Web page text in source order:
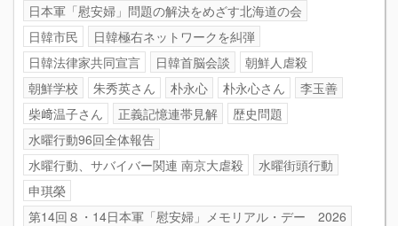
日本軍「慰安婦」問題の解決をめざす北海道の会
日韓市民
日韓極右ネットワークを糾弾
日韓法律家共同宣言
日韓首脳会談
朝鮮人虐殺
朝鮮学校
朱秀英さん 朴永心 朴永心さん
李玉善
柴﨑温子さん
正義記憶連帯見解
歴史問題
水曜行動96回全体報告
水曜行動、サバイバー関連 南京大虐殺
水曜街頭行動
申琪榮
第14回８・14日本軍「慰安婦」メモリアル・デー 2026